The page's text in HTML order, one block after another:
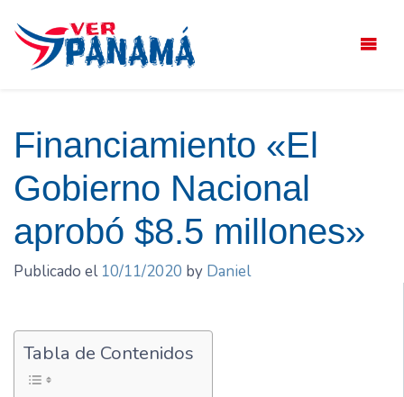
contenido
Financiamiento «El
Gobierno Nacional
aprobó $8.5 millones»
Publicado el 10/11/2020 by Daniel
Tabla de Contenidos